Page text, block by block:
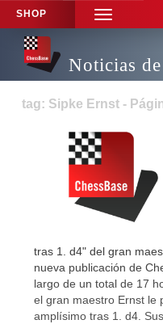
SHOP
TOGGLE
NAVIGATION
Noticias
tag: Sipke Ernst -
tras 1. d4" del gran
nueva publicación de
largo de un total de 17
el gran maestro Ernst le
amplísimo tras 1. d4.